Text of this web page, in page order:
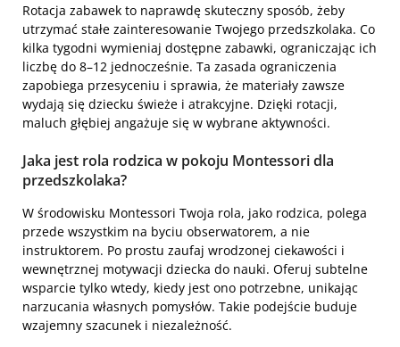
Rotacja zabawek to naprawdę skuteczny sposób, żeby
utrzymać stałe zainteresowanie Twojego przedszkolaka. Co
kilka tygodni wymieniaj dostępne zabawki, ograniczając ich
liczbę do 8–12 jednocześnie. Ta zasada ograniczenia
zapobiega przesyceniu i sprawia, że materiały zawsze
wydają się dziecku świeże i atrakcyjne. Dzięki rotacji,
maluch głębiej angażuje się w wybrane aktywności.
Jaka jest rola rodzica w pokoju Montessori dla
przedszkolaka?
W środowisku Montessori Twoja rola, jako rodzica, polega
przede wszystkim na byciu obserwatorem, a nie
instruktorem. Po prostu zaufaj wrodzonej ciekawości i
wewnętrznej motywacji dziecka do nauki. Oferuj subtelne
wsparcie tylko wtedy, kiedy jest ono potrzebne, unikając
narzucania własnych pomysłów. Takie podejście buduje
wzajemny szacunek i niezależność.